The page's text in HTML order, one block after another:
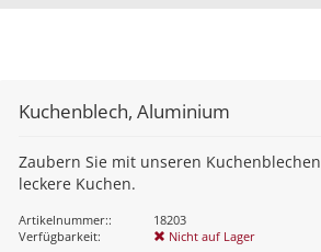
Kuchenblech, Aluminium
Zaubern Sie mit unseren Kuchenblechen
leckere Kuchen.
Artikelnummer::
18203
Verfügbarkeit:
Nicht auf Lager